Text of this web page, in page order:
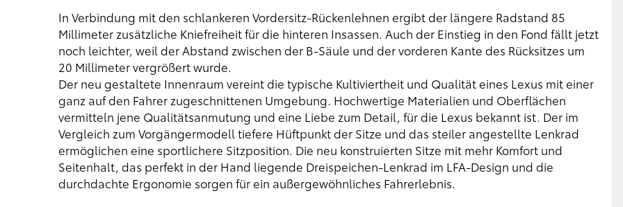
In Verbindung mit den schlankeren Vordersitz-Rückenlehnen ergibt der längere Radstand 85
Millimeter zusätzliche Kniefreiheit für die hinteren Insassen. Auch der Einstieg in den Fond fällt jetzt
noch leichter, weil der Abstand zwischen der B-Säule und der vorderen Kante des Rücksitzes um
20 Millimeter vergrößert wurde.
Der neu gestaltete Innenraum vereint die typische Kultiviertheit und Qualität eines Lexus mit einer
ganz auf den Fahrer zugeschnittenen Umgebung. Hochwertige Materialien und Oberflächen
vermitteln jene Qualitätsanmutung und eine Liebe zum Detail, für die Lexus bekannt ist. Der im
Vergleich zum Vorgängermodell tiefere Hüftpunkt der Sitze und das steiler angestellte Lenkrad
ermöglichen eine sportlichere Sitzposition. Die neu konstruierten Sitze mit mehr Komfort und
Seitenhalt, das perfekt in der Hand liegende Dreispeichen-Lenkrad im LFA-Design und die
durchdachte Ergonomie sorgen für ein außergewöhnliches Fahrerlebnis.